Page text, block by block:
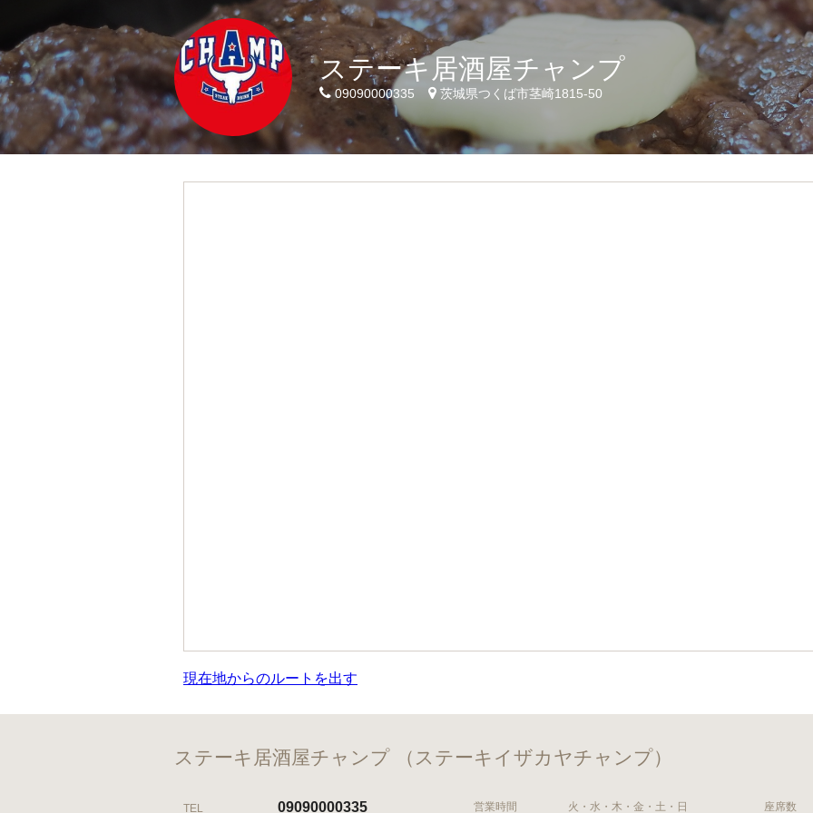
ステーキ居酒屋チャンプ
09090000335 茨城県つくば市茎崎1815-50
現在地からのルートを出す
ステーキ居酒屋チャンプ （ステーキイザカヤチャンプ）
TEL 09090000335 営業時間
火・水・木・金・土・日
座席数